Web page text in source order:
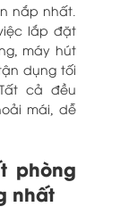
nắp nhất.
lắp đặt
máy hút
dụng tối
cả đều
mái, dễ
phòng
nhất